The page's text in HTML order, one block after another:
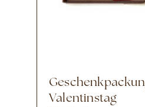
Geschenkpackung
Valentinstag